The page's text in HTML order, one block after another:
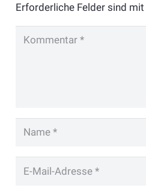
Erforderliche Felder sind mit